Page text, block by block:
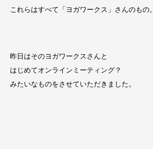
これらはすべて「ヨガワークス」さんのもの。
昨日はそのヨガワークスさんと
はじめてオンラインミーティング？
みたいなものをさせていただきました。